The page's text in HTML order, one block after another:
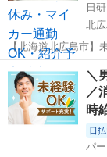
日
北
【北海道北広島市】
No.1A022》 お仕事について トラック・トレーラー等の輸送用車両に
使用される部品製造
です。各工程におい
北海道 北広島市
＼
／
時
日
パ